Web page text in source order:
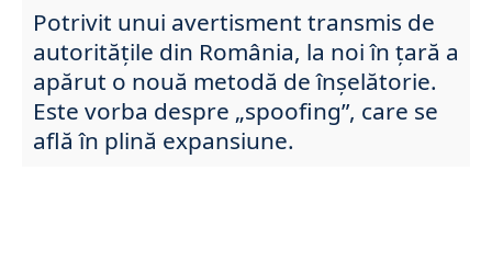
Potrivit unui avertisment transmis de
autoritățile din România, la noi în țară a
apărut o nouă metodă de înșelătorie.
Este vorba despre „spoofing”, care se
află în plină expansiune.